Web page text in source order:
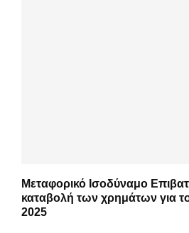
Μεταφορικό Ισοδύναμο
καταβολή των χρημάτων για
2025